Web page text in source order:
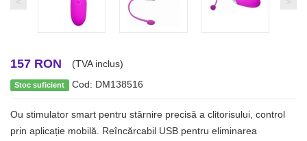
157 RON (TVA inclus)
Stoc suficient Cod: DM138516
Ou stimulator smart pentru stârnire precisă a clitorisului, control
prin aplicație mobilă. Reîncărcabil USB pentru eliminarea